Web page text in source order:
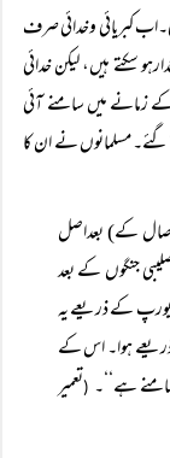
کبریائی وخدائی صرف
سکتے ہیں، لیکن خدائی
زمانے میں سامنے آئی
مسلمانوں نے ان کا
وصال کے) بعداصل
جنگوں کے بعد
یورپ کے ذریعے یہ
ذریعے ہوا۔ اس کے
ہے‘‘۔ (تعمیر